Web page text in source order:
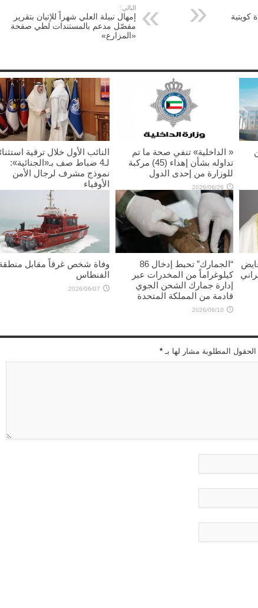
كويتية
التالي:
إمهال نبيلة العلي شهراً للإتيان بتقرير
مفصّل مدعم بالمستندات لطي صفحة
«المزارع»
« الداخلية» تنفي صحة ما تم
تداوله بشأن إهداء (45) مركبة
للوزارة من إحدى الدول
2026/06/26
النائب الأول خلال ترقية
لـ4 ضباط صف بـ«الجنائية»:
نموذج مشرف لرجال الأمن
الأوفياء
“الجمارك” تحبط إدخال 86
كيلوغراماً من المخدرات عبر
إدارة جمارك الشحن الجوي
قادمة من المملكة المتحدة
2026/06/10
وفاة شخص غرقاً مقابل
الفنطاس
2026/06/07
الحقول المطلوبة مشار لها بـ *